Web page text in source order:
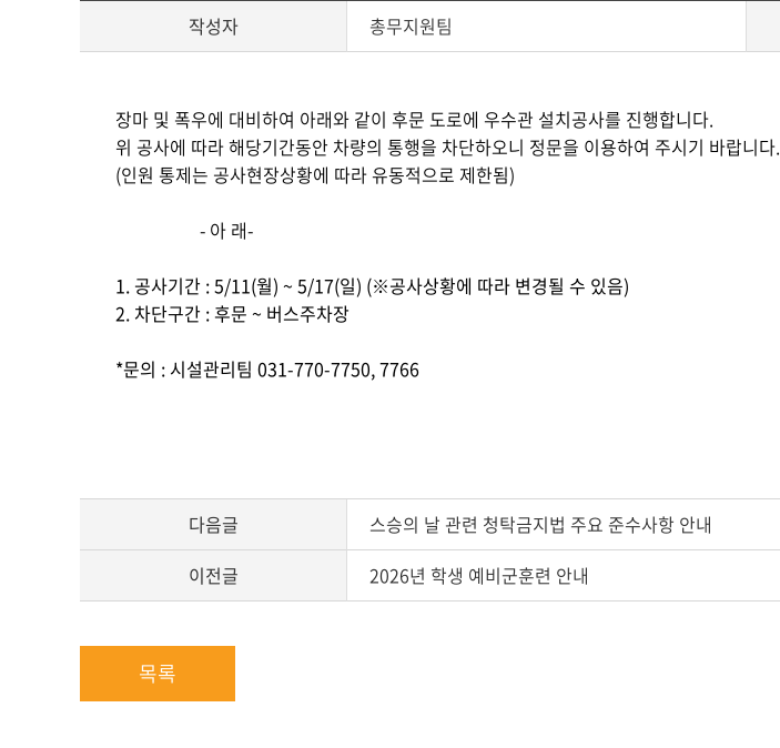
작성자 총무지원팀
게
시
글
장마 및 폭우에 대비하여 아래와 같이 후문 도로에 우수관 설치공사를 진행합니다.
위 공사에 따라 해당기간동안 차량의 통행을 차단하오니 정문을 이용하여 주시기 바랍니다.
(인원 통제는 공사현장상황에 따라 유동적으로 제한됨)
- 아 래-
1. 공사기간 : 5/11(월) ~ 5/17(일) (※공사상황에 따라 변경될 수 있음)
2. 차단구간 : 후문 ~ 버스주차장
*문의 : 시설관리팀 031-770-7750, 7766
다음글
스승의 날 관련 청탁금지법 주요 준수사항 안내
이전글
2026년 학생 예비군훈련 안내
목록